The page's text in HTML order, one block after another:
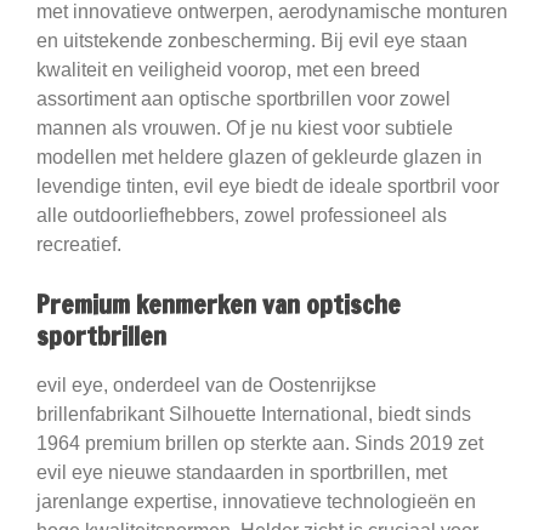
met innovatieve ontwerpen, aerodynamische monturen
en uitstekende zonbescherming. Bij evil eye staan
kwaliteit en veiligheid voorop, met een breed
assortiment aan optische sportbrillen voor zowel
mannen als vrouwen. Of je nu kiest voor subtiele
modellen met heldere glazen of gekleurde glazen in
levendige tinten, evil eye biedt de ideale sportbril voor
alle outdoorliefhebbers, zowel professioneel als
recreatief.
Premium kenmerken van optische
sportbrillen
evil eye, onderdeel van de Oostenrijkse
brillenfabrikant Silhouette International, biedt sinds
1964 premium brillen op sterkte aan. Sinds 2019 zet
evil eye nieuwe standaarden in sportbrillen, met
jarenlange expertise, innovatieve technologieën en